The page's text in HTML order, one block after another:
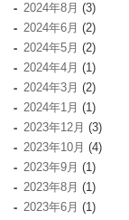
2024年8月 (3)
2024年6月 (2)
2024年5月 (2)
2024年4月 (1)
2024年3月 (2)
2024年1月 (1)
2023年12月 (3)
2023年10月 (4)
2023年9月 (1)
2023年8月 (1)
2023年6月 (1)